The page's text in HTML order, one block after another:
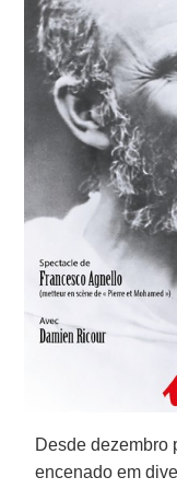
Desde dezembro
encenado em